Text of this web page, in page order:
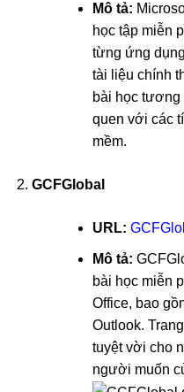
Mô tả:
học tập miễn
từng ứng
tài liệu chính
bài học tương
quen với các
mềm.
GCFGlobal
URL:
Mô tả:
bài học miễn
Office, bao
Outlook.
tuyệt vời cho
người muốn